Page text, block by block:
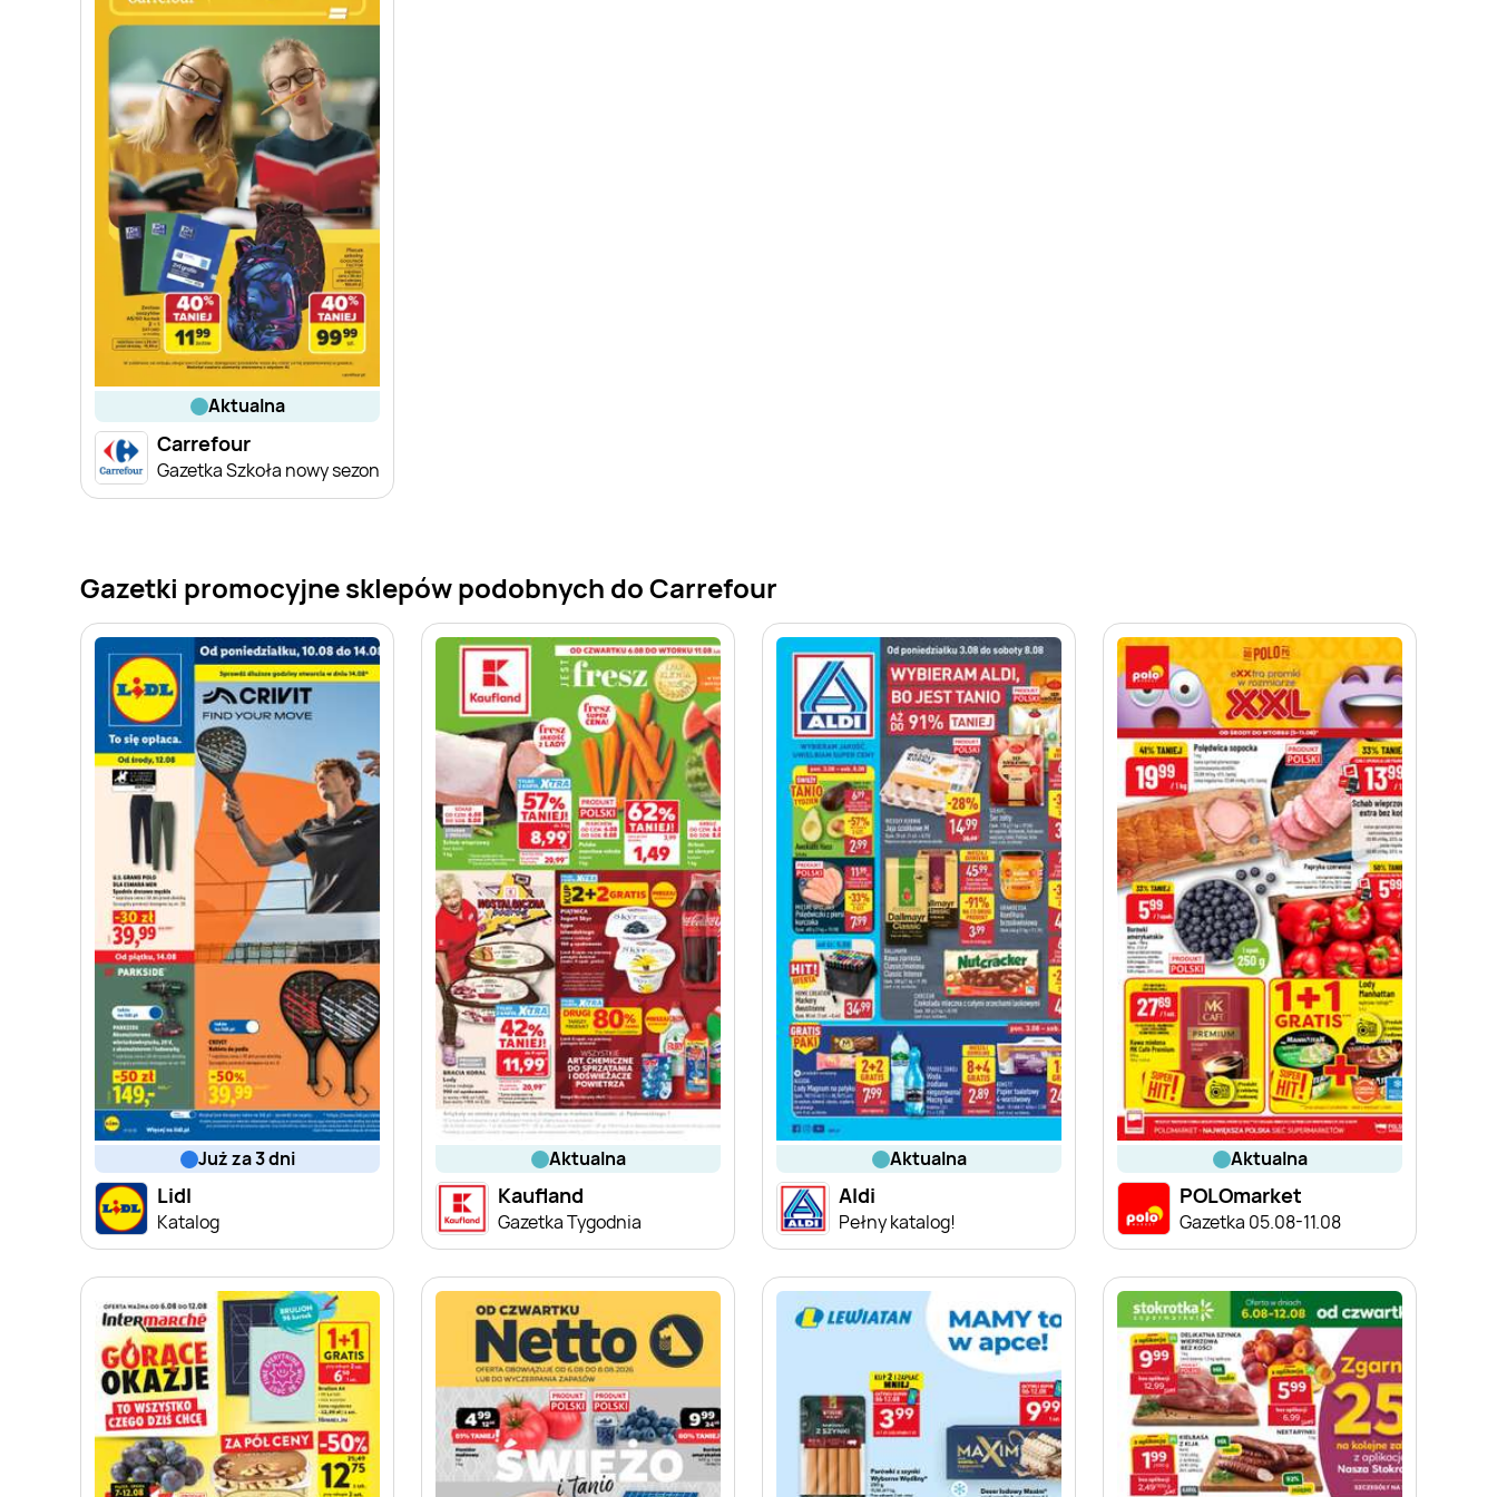
aktualna
Carrefour
Gazetka Szkoła nowy sezon
Gazetki promocyjne sklepów podobnych do Carrefour
już za 3 dni
Lidl
Katalog
aktualna
Kaufland
Gazetka Tygodnia
aktualna
Aldi
Pełny katalog!
aktualna
POLOmarket
Gazetka 05.08-11.08